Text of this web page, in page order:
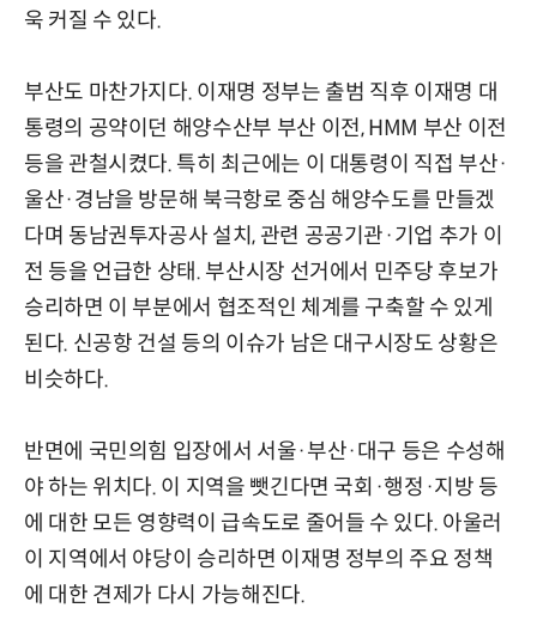
욱 커질 수 있다.
부산도 마찬가지다. 이재명 정부는 출범 직후 이재명 대
통령의 공약이던 해양수산부 부산 이전, HMM 부산 이전
등을 관철시켰다. 특히 최근에는 이 대통령이 직접 부산·
울산·경남을 방문해 북극항로 중심 해양수도를 만들겠
다며 동남권투자공사 설치, 관련 공공기관·기업 추가 이
전 등을 언급한 상태. 부산시장 선거에서 민주당 후보가
승리하면 이 부분에서 협조적인 체계를 구축할 수 있게
된다. 신공항 건설 등의 이슈가 남은 대구시장도 상황은
비슷하다.
반면에 국민의힘 입장에서 서울·부산·대구 등은 수성해
야 하는 위치다. 이 지역을 뺏긴다면 국회·행정·지방 등
에 대한 모든 영향력이 급속도로 줄어들 수 있다. 아울러
이 지역에서 야당이 승리하면 이재명 정부의 주요 정책
에 대한 견제가 다시 가능해진다.